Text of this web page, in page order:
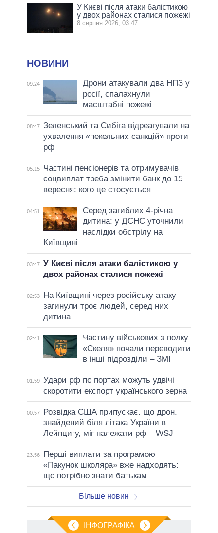
У Києві після атаки балістикою
у двох районах сталися пожежі
8 серпня 2026, 03:47
НОВИНИ
09:24
Дрони атакували два НПЗ у
росії, спалахнули
масштабні пожежі
08:47 Зеленський та Сибіга відреагували на
ухвалення «пекельних санкцій» проти
рф
05:15
Частині пенсіонерів та отримувачів
соцвиплат треба змінити банк до 15
вересня: кого це стосується
04:51
Серед загиблих 4-річна
дитина: у ДСНС уточнили
наслідки обстрілу на
Київщині
03:47 У Києві після атаки балістикою у
двох районах сталися пожежі
02:53
На Київщині через російську атаку
загинули троє людей, серед них
дитина
02:41
Частину військових з полку
«Скеля» почали переводити
в інші підрозділи – ЗМІ
01:59 Удари рф по портах можуть удвічі
скоротити експорт українського зерна
00:57
Розвідка США припускає, що дрон,
знайдений біля літака України в
Лейпцигу, міг належати рф – WSJ
23:56
Перші виплати за програмою
«Пакунок школяра» вже надходять:
що потрібно знати батькам
Більше новин
ІНФОГРАФІКА